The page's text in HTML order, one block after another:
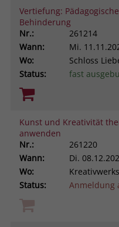
Vertiefung:
Behinderung
Nr.:
261214
Wann:
Mi.
Wo:
Schloss
Status:
fast
Kunst und Kreativität
anwenden
Nr.:
261220
Wann:
Di.
Wo:
Status:
Anmeldung